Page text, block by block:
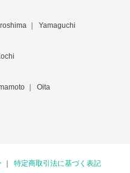
Yamaguchi
Oita
特定商取引法に基づく表記